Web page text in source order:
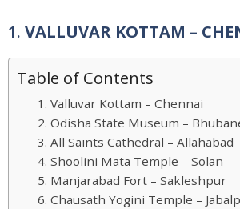
1. VALLUVAR KOTTAM –
Table of Contents
1. Valluvar Kottam – Chennai
2. Odisha State Museum –
3. All Saints Cathedral – Allahabad
4. Shoolini Mata Temple – Solan
5. Manjarabad Fort – Sakleshpur
6. Chausath Yogini Temple –